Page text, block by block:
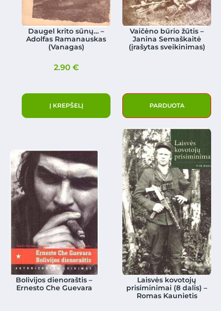
Daugel krito sūnų… –
Adolfas Ramanauskas
(Vanagas)
2.90 €
Į KREPŠELĮ
Vaičėno būrio žūtis –
Janina Semaškaitė
(įrašytas sveikinimas)
PARDUOTA
Bolivijos dienoraštis –
Ernesto Che Guevara
Laisvės kovotojų
prisiminimai (8 dalis) –
Romas Kaunietis